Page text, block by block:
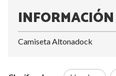
INFORMACIÓN
Camiseta Altonadock